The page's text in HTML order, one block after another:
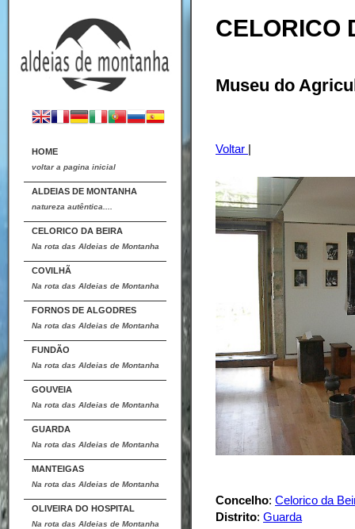
HOME
voltar a pagina inicial
ALDEIAS DE MONTANHA
natureza autêntica....
CELORICO DA BEIRA
Na rota das Aldeias de Montanha
COVILHÃ
Na rota das Aldeias de Montanha
FORNOS DE ALGODRES
Na rota das Aldeias de Montanha
FUNDÃO
Na rota das Aldeias de Montanha
GOUVEIA
Na rota das Aldeias de Montanha
GUARDA
Na rota das Aldeias de Montanha
MANTEIGAS
Na rota das Aldeias de Montanha
OLIVEIRA DO HOSPITAL
Na rota das Aldeias de Montanha
CELORICO
Museu do
Voltar |
Concelho: Celorico da
Distrito: Guarda